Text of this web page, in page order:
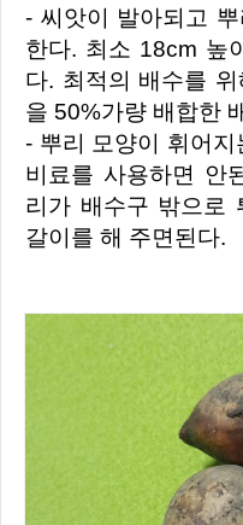
- 씨앗이 발아되고
한다. 최소 18cm 높
다. 최적의 배수를
을 50%가량 배합한
- 뿌리 모양이 휘어
비료를 사용하면 안
리가 배수구 밖으로
갈이를 해 주면된다.